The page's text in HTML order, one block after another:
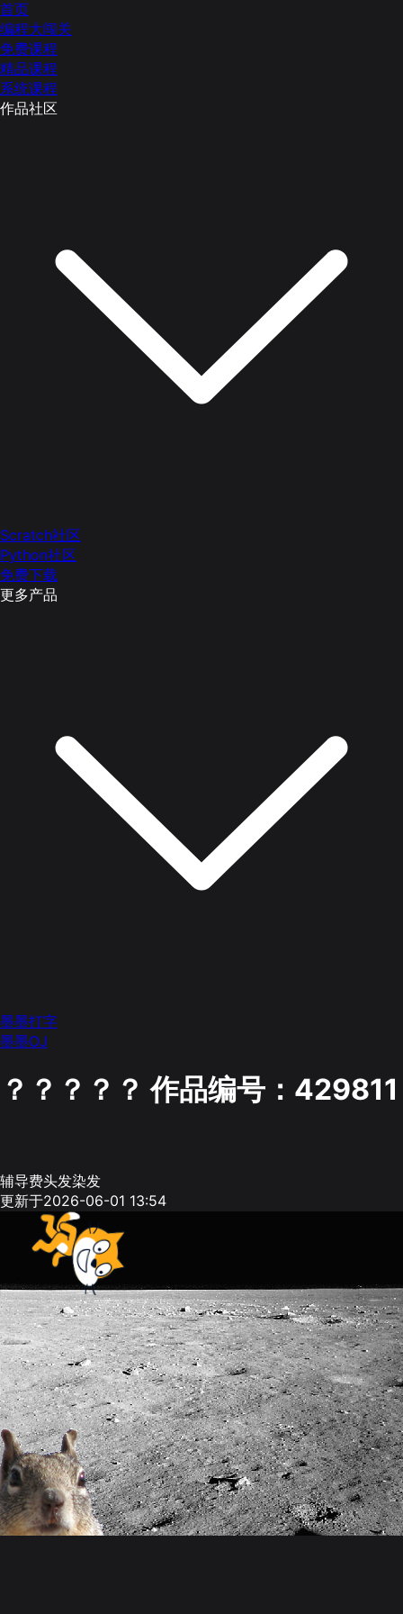
首页
编程大闯关
免费课程
精品课程
系统课程
作品社区
Scratch社区
Python社区
免费下载
更多产品
墨墨打字
墨墨OJ
？？？？？作品编号：429811
辅导费头发染发
更新于2026-06-01 13:54